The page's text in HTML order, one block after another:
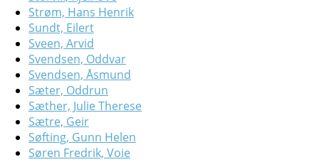
Strøm, Hans Henrik
Sundt, Eilert
Sveen, Arvid
Svendsen, Oddvar
Svendsen, Åsmund
Sæter, Oddrun
Sæther, Julie Therese
Sætre, Geir
Søfting, Gunn Helen
Søren Fredrik, Voie